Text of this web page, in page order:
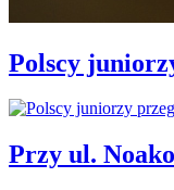
Polscy
Przy ul.